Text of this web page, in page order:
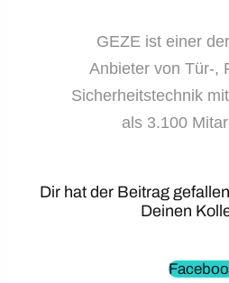
GEZE ist einer
Anbieter von Tür-,
Sicherheitstechnik
als 3.100
Dir hat der Beitrag
Deinen